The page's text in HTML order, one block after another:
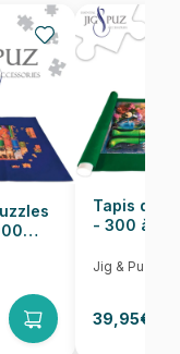
Tapis de
- 300 à
Jig & Puz
39,95€